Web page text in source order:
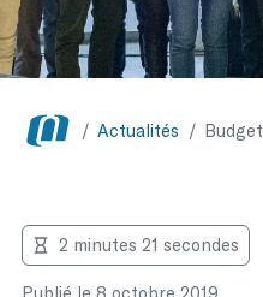
/ Actualités /
Publié le 8 octobre 2019
2 minutes 21 secondes